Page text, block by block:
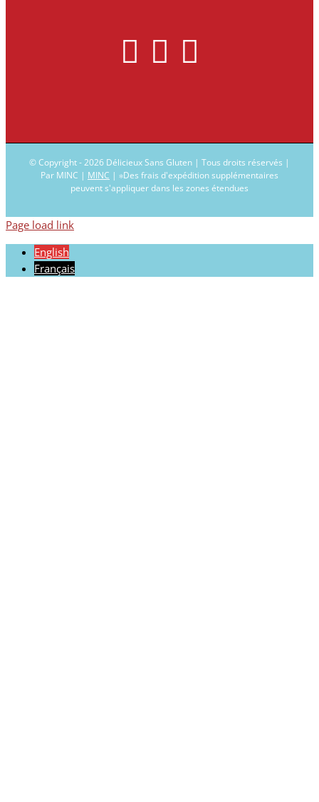
© Copyright -2026 Délicieux Sans Gluten | Tous droits réservés |
Par MINC | MINC | ∗Des frais d'expédition supplémentaires
peuvent s'appliquer dans les zones étendues
Page load link
English
Français